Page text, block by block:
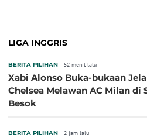
LIGA INGGRIS
BERITA PILIHAN 52 menit lalu
Xabi Alonso Buka-bukaan
Chelsea Melawan AC Milan di
Besok
BERITA PILIHAN 2 jam lalu